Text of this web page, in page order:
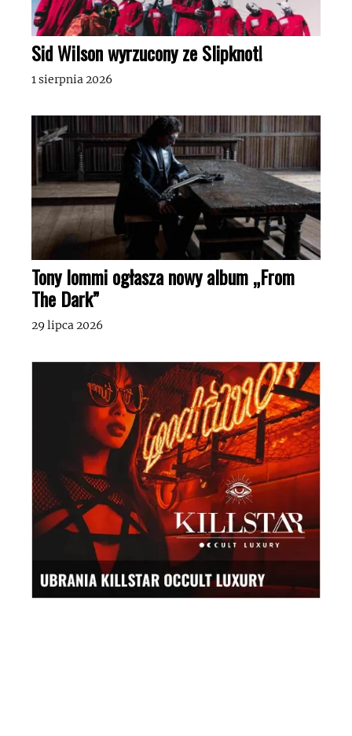
Sid Wilson wyrzucony ze Slipknot!
1 sierpnia 2026
Tony Iommi ogłasza nowy album „From
The Dark”
29 lipca 2026